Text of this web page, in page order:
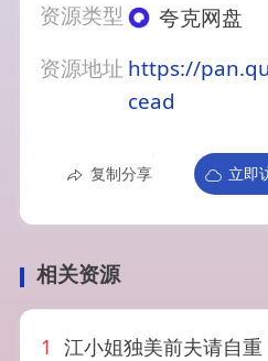
资源类型
夸克网盘
资源地址 https://
cead
复制分享 立即
相关资源
1 江小姐独美前夫请自